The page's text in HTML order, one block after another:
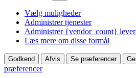
Vælg muligheder
Administrer tjenester
Administrer {vendor_count}
Læs mere om disse formål
Godkend Afvis Se præferencer
præferencer